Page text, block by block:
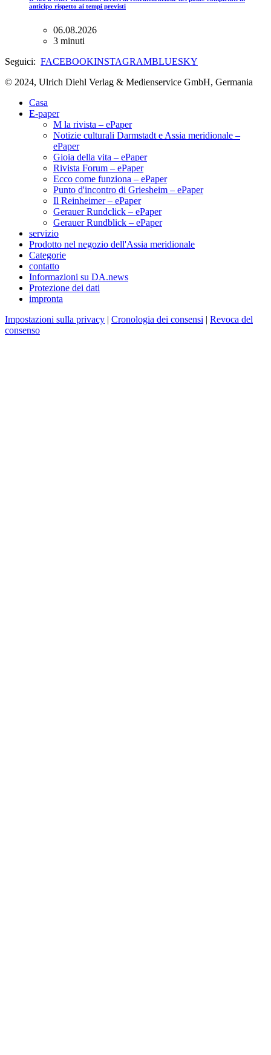
anticipo rispetto ai tempi previsti
06.08.2026
3 minuti
Seguici: FACEBOOKINSTAGRAMBLUESKY
© 2024, Ulrich Diehl Verlag & Medienservice GmbH, Germania
Casa
E-paper
M la rivista – ePaper
Notizie culturali Darmstadt e Assia meridionale –
ePaper
Gioia della vita – ePaper
Rivista Forum – ePaper
Ecco come funziona – ePaper
Punto d'incontro di Griesheim – ePaper
Il Reinheimer – ePaper
Gerauer Rundclick – ePaper
Gerauer Rundblick – ePaper
servizio
Prodotto nel negozio dell'Assia meridionale
Categorie
contatto
Informazioni su DA.news
Protezione dei dati
impronta
Impostazioni sulla privacy | Cronologia dei consensi | Revoca del
consenso